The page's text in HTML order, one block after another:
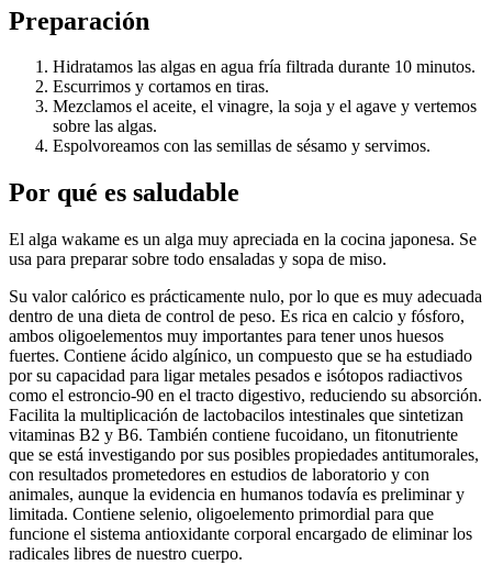
Preparación
Hidratamos las algas en agua fría filtrada durante 10 minutos.
Escurrimos y cortamos en tiras.
Mezclamos el aceite, el vinagre, la soja y el agave y vertemos
sobre las algas.
Espolvoreamos con las semillas de sésamo y servimos.
Por qué es saludable
El alga wakame es un alga muy apreciada en la cocina japonesa. Se
usa para preparar sobre todo ensaladas y sopa de miso.
Su valor calórico es prácticamente nulo, por lo que es muy adecuada
dentro de una dieta de control de peso. Es rica en calcio y fósforo,
ambos oligoelementos muy importantes para tener unos huesos
fuertes. Contiene ácido algínico, un compuesto que se ha estudiado
por su capacidad para ligar metales pesados e isótopos radiactivos
como el estroncio-90 en el tracto digestivo, reduciendo su absorción.
Facilita la multiplicación de lactobacilos intestinales que sintetizan
vitaminas B2 y B6. También contiene fucoidano, un fitonutriente
que se está investigando por sus posibles propiedades antitumorales,
con resultados prometedores en estudios de laboratorio y con
animales, aunque la evidencia en humanos todavía es preliminar y
limitada. Contiene selenio, oligoelemento primordial para que
funcione el sistema antioxidante corporal encargado de eliminar los
radicales libres de nuestro cuerpo.